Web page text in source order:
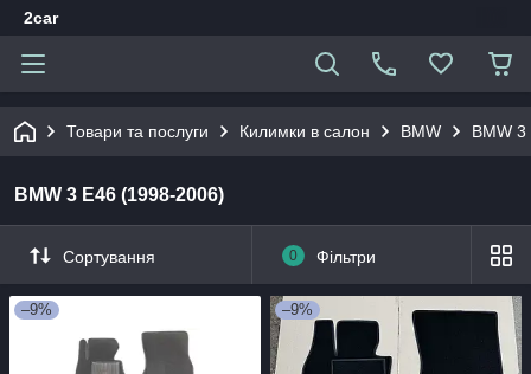
2car
Товари та послуги Килимки в салон BMW BMW
BMW 3 E46 (1998-2006)
Сортування 0 Фільтри
–9% –9%